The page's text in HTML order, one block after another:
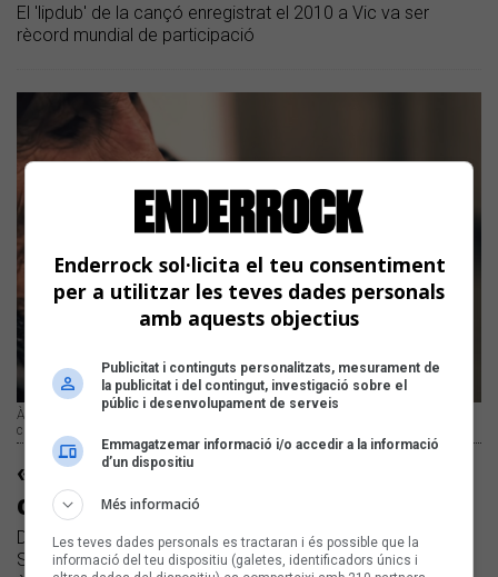
El 'lipdub' de la cançó enregistrat el 2010 a Vic va ser
rècord mundial de participació
Àvia de Pablo Sánchez (Ciudad Jara), que apareix a «Las miserias de los
crímenes» de La Raíz
«G3 N15» de Rosalia no és l'única
cançó que dona veu a l'àvia
Diverses cançons en català, d'Obrint Pas, Carles Belda i
Sanjosex, o La Raíz, entre altres, fan aparèixer també les
Enderrock sol·licita el teu consentiment
per a utilitzar les teves dades personals
amb aquests objectius
Publicitat i continguts personalitzats, mesurament de
la publicitat i del contingut, investigació sobre el
públic i desenvolupament de serveis
Emmagatzemar informació i/o accedir a la informació
d’un dispositiu
Més informació
Les teves dades personals es tractaran i és possible que la
informació del teu dispositiu (galetes, identificadors únics i